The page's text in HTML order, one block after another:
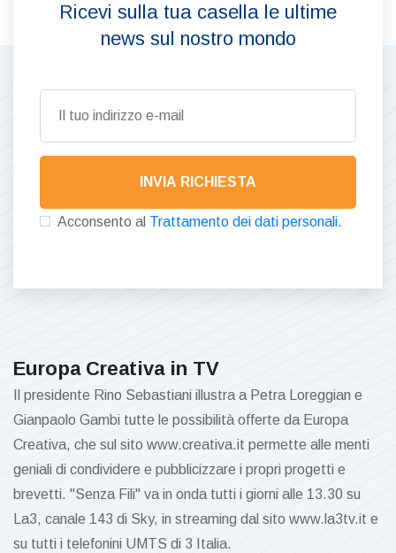
Ricevi sulla tua casella le ultime
news sul nostro mondo
INVIA RICHIESTA
Acconsento al Trattamento dei dati personali.
Europa Creativa in TV
Il presidente Rino Sebastiani illustra a Petra Loreggian e
Gianpaolo Gambi tutte le possibilità offerte da Europa
Creativa, che sul sito www.creativa.it permette alle menti
geniali di condividere e pubblicizzare i propri progetti e
brevetti. "Senza Fili" va in onda tutti i giorni alle 13.30 su
La3, canale 143 di Sky, in streaming dal sito www.la3tv.it e
su tutti i telefonini UMTS di 3 Italia.